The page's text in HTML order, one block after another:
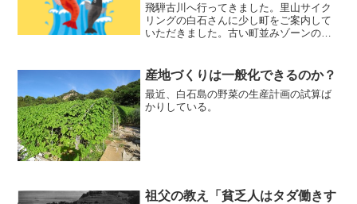
飛騨古川へ行ってきました。里山サイク
リングの白石さんに少し町をご案内して
いただきました。古い町並みゾーンの瀬
と町民の町の境だったようです。現在は
1000匹あまりの鯉...
産地づくりは一般化できるのか？
最近、白石島の野菜の生産計画の試算ば
かりしている。
祖父の教え「貧乏人はタダ働きす